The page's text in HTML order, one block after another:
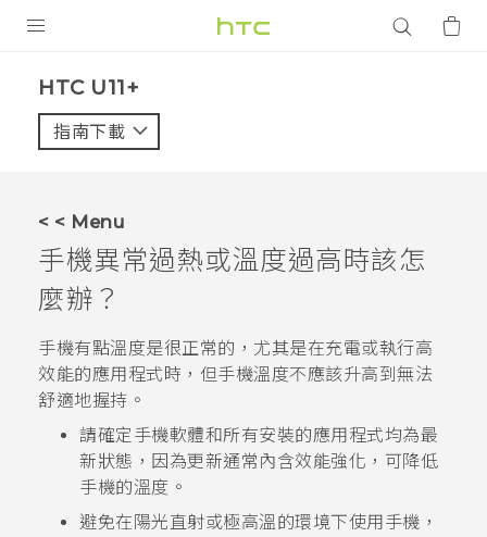
VIVE
VIVERSE
應用程式
支援服務
HTC U11+‎
指南下載
< < Menu
手機異常過熱或溫度過高時該怎
麼辦？
手機有點溫度是很正常的，尤其是在充電或執行高
效能的應用程式時，但手機溫度不應該升高到無法
舒適地握持。
請確定手機軟體和所有安裝的應用程式均為最
新狀態，因為更新通常內含效能強化，可降低
手機的溫度。
避免在陽光直射或極高溫的環境下使用手機，